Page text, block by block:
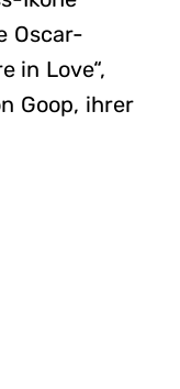
Oscar-
in Love“,
Goop, ihrer